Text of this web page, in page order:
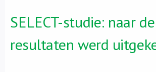
SELECT-studie: naar de
resultaten werd